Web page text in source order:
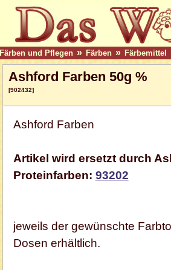
Färben und Pflegen » Färben » Färbemittel
Ashford Farben 50g %
[902432]
Ashford Farben
Artikel wird ersetzt durch
Proteinfarben: 93202
jeweils der gewünschte
Dosen erhältlich.